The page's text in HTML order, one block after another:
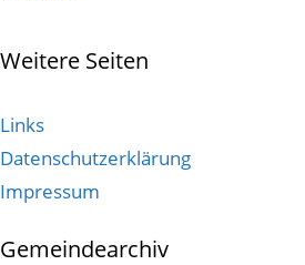
Weitere Seiten
Links
Datenschutzerklärung
Impressum
Gemeindearchiv